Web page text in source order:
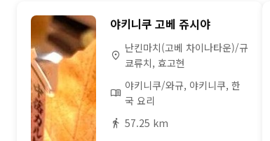
야키니쿠 고베 쥬시야
난킨마치(고베 차이나타운)/규
쿄류치, 효고현
야키니쿠/와규, 야키니쿠, 한
국 요리
57.25 km